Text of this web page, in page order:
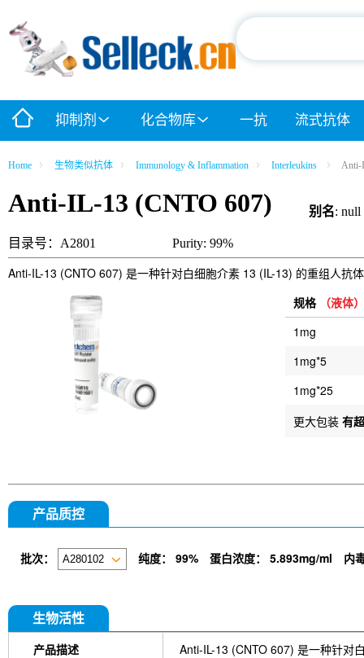
抑制剂 化合物库 一抗 流式抗体
Home 生物类似抗体 Immunology & Inflammation Interleukins Anti-
Anti-IL-13 (CNTO 607) 别名: null
目录号：A2801 Purity: 99%
Anti-IL-13 (CNTO 607) 是一种针对白细胞介素 13 (IL-13) 的重组人抗
规格 （液体）
1mg
1mg*5
1mg*25
更大包装 有
产品质控
批次： 纯度： 99% 蛋白浓度： 5.893mg/ml 内
生物活性
产品描述 Anti-IL-13 (CNTO 607) 是一种针对